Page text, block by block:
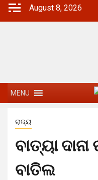
August 8, 2026
MENU
ରାଜ୍ୟ
ବାତ୍ୟା
ବାତିଲ